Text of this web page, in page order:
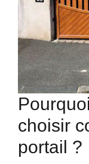
choisir
portail ?